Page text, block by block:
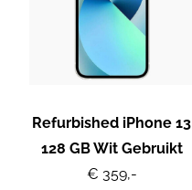
Refurbished iPhone 13
128 GB Wit Gebruikt
€ 359,-